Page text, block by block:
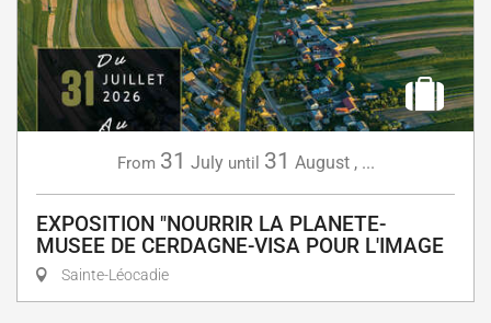
From 31 July until 31 August, ...
EXPOSITION "NOURRIR LA PLANETE-
MUSEE DE CERDAGNE-VISA POUR L'IMAGE
Sainte-Léocadie